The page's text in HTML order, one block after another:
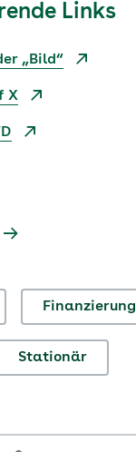
Links
„Bild“
X
Finanzierung
Stationär